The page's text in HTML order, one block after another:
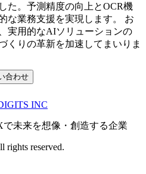
た。予測精度の向上とOCR機
な業務支援を実現します。 お
実用的なAIソリューションの
くりの革新を加速してまいりま
合わせ
INC
未来を想像・創造する企業
reserved.